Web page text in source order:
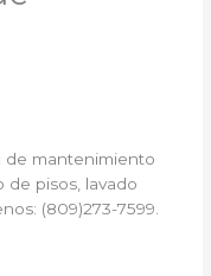
de mantenimiento
de pisos, lavado
(809)273-7599.